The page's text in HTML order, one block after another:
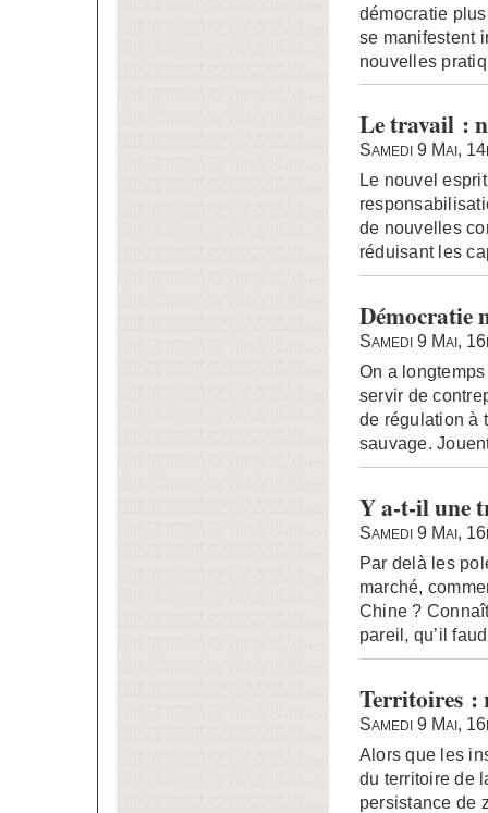
démocratie
se manifestent
nouvelles
Le travail :
Samedi 9 Mai,
Le nouvel
de nouvelles
réduisant les
Démocratie
Samedi 9 Mai,
On a
servir de
de régulation à
sauvage.
Y a-t-il une
Samedi 9 Mai,
Par delà les
marché,
Chine ?
pareil, qu’il
Territoires :
Samedi 9 Mai,
Alors que les
du territoire de
persistance de